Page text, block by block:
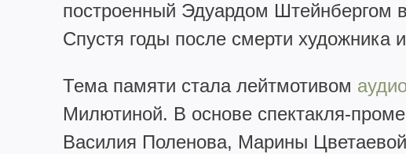
построенный Эдуардом Штейнбергом
Спустя годы после смерти художника
Тема памяти стала лейтмотивом
Милютиной. В основе спектакля-
Василия Поленова, Марины